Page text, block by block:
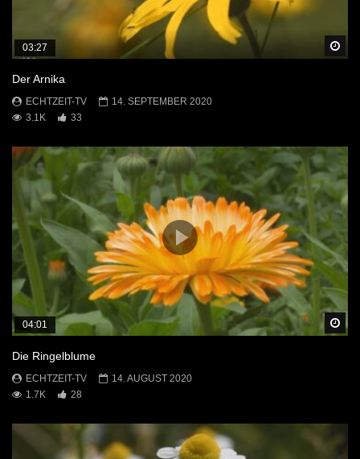
03:27
Der Arnika
ECHTZEIT-TV
14. SEPTEMBER 2020
3.1K
33
04:01
Die Ringelblume
ECHTZEIT-TV
14. AUGUST 2020
1.7K
28